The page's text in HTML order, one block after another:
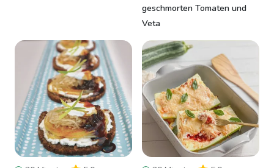
geschmorten Tomaten und
Veta